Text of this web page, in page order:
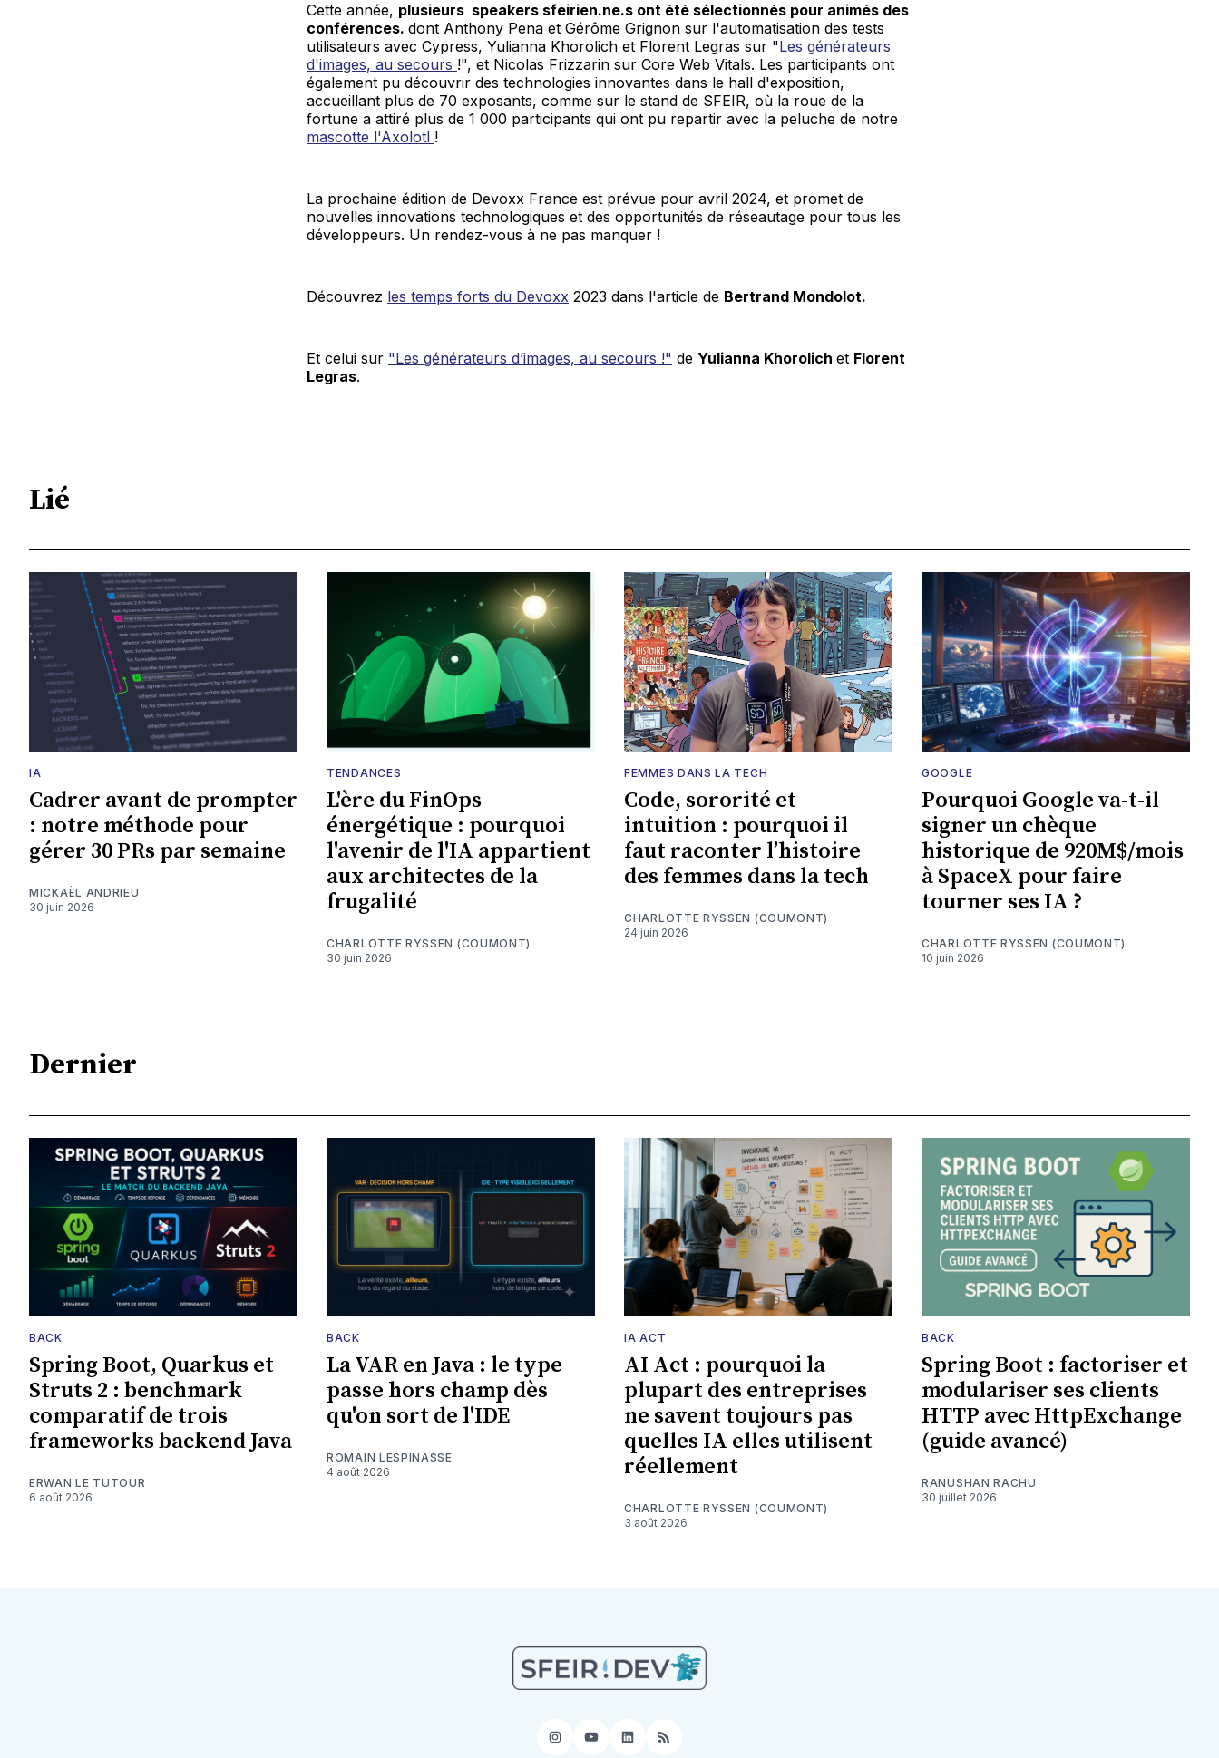
Cette année, plusieurs speakers sfeirien.ne.s ont été sélectionnés pour animés des
conférences. dont Anthony Pena et Gérôme Grignon sur l'automatisation des tests
utilisateurs avec Cypress, Yulianna Khorolich et Florent Legras sur "Les générateurs
d'images, au secours !", et Nicolas Frizzarin sur Core Web Vitals. Les participants ont
également pu découvrir des technologies innovantes dans le hall d'exposition,
accueillant plus de 70 exposants, comme sur le stand de SFEIR, où la roue de la
fortune a attiré plus de 1 000 participants qui ont pu repartir avec la peluche de notre
mascotte l'Axolotl !
La prochaine édition de Devoxx France est prévue pour avril 2024, et promet de
nouvelles innovations technologiques et des opportunités de réseautage pour tous les
développeurs. Un rendez-vous à ne pas manquer !
Découvrez les temps forts du Devoxx 2023 dans l'article de Bertrand Mondolot.
Et celui sur "Les générateurs d’images, au secours !" de Yulianna Khorolich et Florent
Legras.
Lié
IA
Cadrer avant de prompter
: notre méthode pour
gérer 30 PRs par semaine
MICKAËL ANDRIEU
30 juin 2026
TENDANCES
L'ère du FinOps
énergétique : pourquoi
l'avenir de l'IA appartient
aux architectes de la
frugalité
CHARLOTTE RYSSEN (COUMONT)
30 juin 2026
FEMMES DANS LA TECH
Code, sororité et
intuition : pourquoi il
faut raconter l’histoire
des femmes dans la tech
CHARLOTTE RYSSEN (COUMONT)
24 juin 2026
GOOGLE
Pourquoi Google va-t-il
signer un chèque
historique de 920M$/mois
à SpaceX pour faire
tourner ses IA ?
CHARLOTTE RYSSEN (COUMONT)
10 juin 2026
Dernier
BACK
Spring Boot, Quarkus et
Struts 2 : benchmark
comparatif de trois
frameworks backend Java
ERWAN LE TUTOUR
6 août 2026
BACK
La VAR en Java : le type
passe hors champ dès
qu'on sort de l'IDE
ROMAIN LESPINASSE
4 août 2026
IA ACT
AI Act : pourquoi la
plupart des entreprises
ne savent toujours pas
quelles IA elles utilisent
réellement
CHARLOTTE RYSSEN (COUMONT)
3 août 2026
BACK
Spring Boot : factoriser et
modulariser ses clients
HTTP avec HttpExchange
(guide avancé)
RANUSHAN RACHU
30 juillet 2026
Instagram
YouTubeLinkedIn
RSS